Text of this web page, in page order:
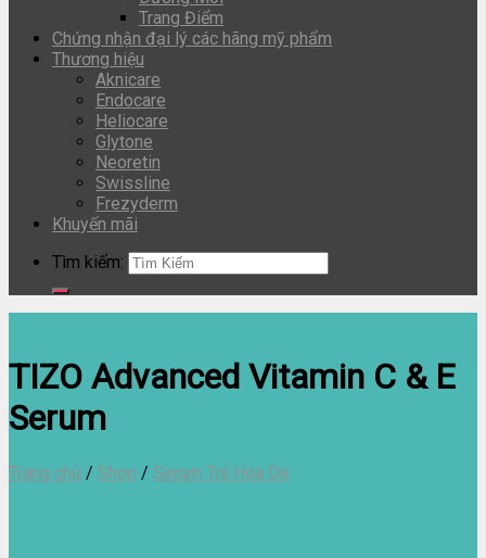
Trang Điểm
Chứng nhận đại lý các hãng mỹ phẩm
Thương hiệu
Aknicare
Endocare
Heliocare
Glytone
Neoretin
Swissline
Frezyderm
Khuyến mãi
Tìm kiếm:
TIZO Advanced Vitamin C & E
Serum
Trang chủ / Shop / Serum Trẻ Hóa Da